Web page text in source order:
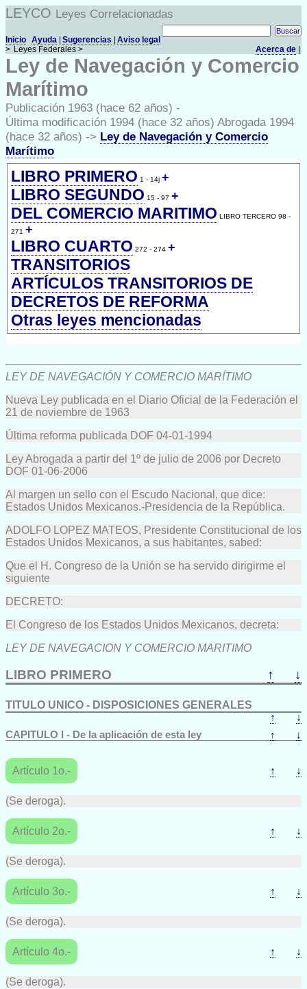
LEYCO Leyes Correlacionadas
Aviso legal
Sugerencias
Ayuda
Acerca de
Inicio
> Leyes Federales >
Ley de Navegación y Comercio
Marítimo
Publicación 1963 (hace 62 años) -
Última modificación 1994 (hace 32 años) Abrogada 1994
(hace 32 años) -> Ley de Navegación y Comercio
Marítimo
LIBRO PRIMERO 1 - 14j +
LIBRO SEGUNDO 15 - 97 +
DEL COMERCIO MARITIMO LIBRO TERCERO 98 -
271 +
LIBRO CUARTO 272 - 274 +
TRANSITORIOS
ARTÍCULOS TRANSITORIOS DE
DECRETOS DE REFORMA
Otras leyes mencionadas
LEY DE NAVEGACIÓN Y COMERCIO MARÍTIMO
Nueva Ley publicada en el Diario Oficial de la Federación el
21 de noviembre de 1963
Última reforma publicada DOF 04-01-1994
Ley Abrogada a partir del 1º de julio de 2006 por Decreto
DOF 01-06-2006
Al margen un sello con el Escudo Nacional, que dice:
Estados Unidos Mexicanos.-Presidencia de la República.
ADOLFO LOPEZ MATEOS, Presidente Constitucional de los
Estados Unidos Mexicanos, a sus habitantes, sabed:
Que el H. Congreso de la Unión se ha servido dirigirme el
siguiente
DECRETO:
El Congreso de los Estados Unidos Mexicanos, decreta:
LEY DE NAVEGACION Y COMERCIO MARITIMO
LIBRO PRIMERO ↑ ↓
TITULO UNICO - DISPOSICIONES GENERALES
↑
↓
CAPITULO I - De la aplicación de esta ley ↑ ↓
Artículo 1o.- ↑ ↓
(Se deroga).
Artículo 2o.- ↑ ↓
(Se deroga).
Artículo 3o.- ↑ ↓
(Se deroga).
Artículo 4o.- ↑ ↓
(Se deroga).